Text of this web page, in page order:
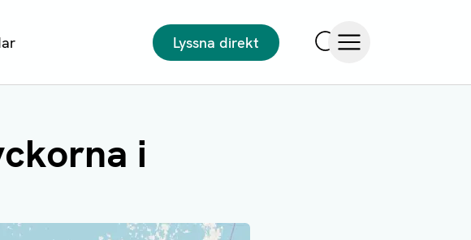
Lyssna direkt
i